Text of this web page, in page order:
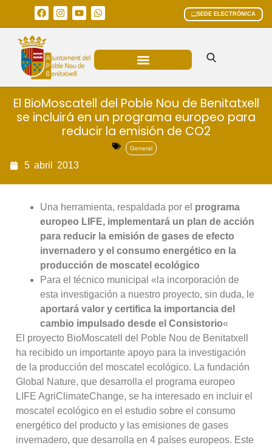
SEDE ELECTRÓNICA
El BioMoscatell del Poble Nou de Benitatxell
se incluirá en un programa europeo para
reducir la emisión de CO2
General
5 abril 2013
Una herramienta, respaldada por el programa
europeo LIFE, implementará un plan de acción
para reducir la emisión de gases de efecto
invernadero y el consumo energético en la
producción de moscatel ecológico
Para el técnico municipal «la incorporación de
esta investigación a nuestro proyecto, sin duda, le
aportará valor y certifica la importancia del
cambio impulsado desde el Consistorio«
El proyecto BioMoscatell del Poble Nou de Benitatxell
ha recibido un importante apoyo para la investigación
de la producción del moscatel ecológico. La fundación
Global Nature, que desarrolla el programa europeo
LIFE AgriClimateChange, se ha interesado en incluir el
moscatel ecológico en el estudio sobre el consumo
energético del producto y las emisiones de gases
invernadero, que desarrolla en 4 países europeos. Este